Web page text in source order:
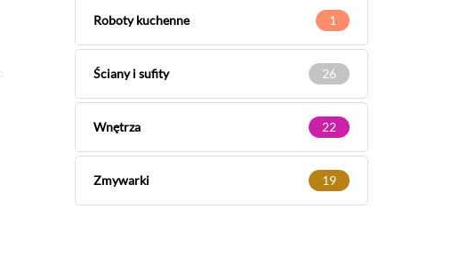
Roboty kuchenne 1
Ściany i sufity 26
Wnętrza 22
Zmywarki 19